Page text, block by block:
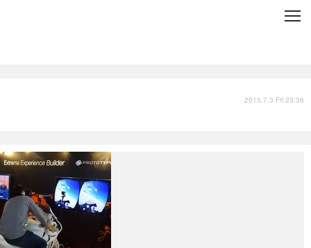
C
まとめ
写真
スポーツ
文化
出版／映画
2015.7.3 Fri 23:36